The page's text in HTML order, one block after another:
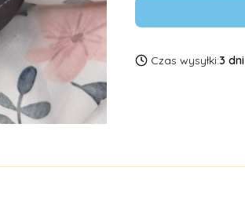
Czas wysyłki:3 dni